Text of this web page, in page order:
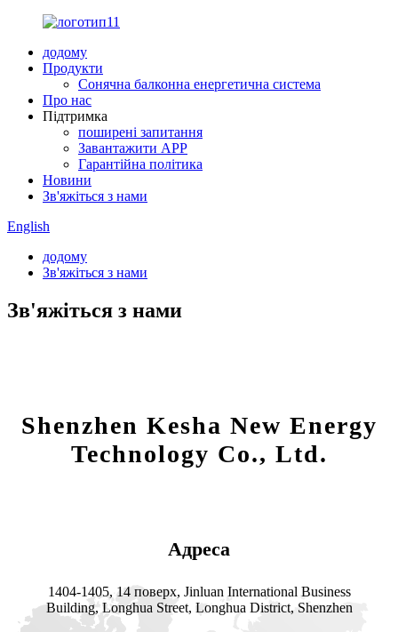
додому
Продукти
Сонячна балконна енергетична система
Про нас
Підтримка
поширені запитання
Завантажити APP
Гарантійна політика
Новини
Зв'яжіться з нами
English
додому
Зв'яжіться з нами
Зв'яжіться з нами
Shenzhen Kesha New Energy
Technology Co., Ltd.
Адреса
1404-1405, 14 поверх, Jinluan International Business
Building, Longhua Street, Longhua District, Shenzhen